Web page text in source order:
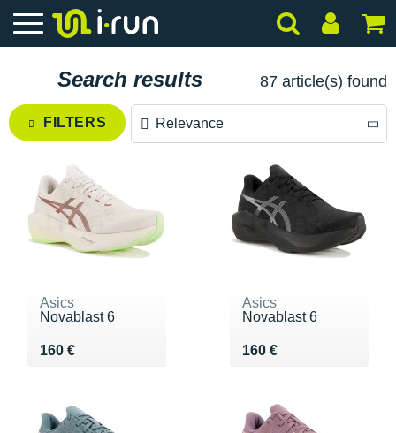
Search results 87 article(s) found
FILTERS Relevance
Price descending
Price ascending
Asics
Novablast 6
160 €
Vendu 160 €
Asics
Novablast 6
160 €
Vendu 160 €